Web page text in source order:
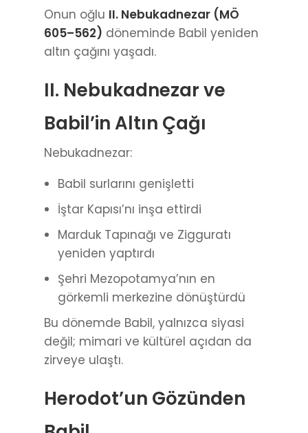
Onun oğlu II. Nebukadnezar (MÖ
605–562) döneminde Babil yeniden
altın çağını yaşadı.
II. Nebukadnezar ve
Babil’in Altın Çağı
Nebukadnezar:
Babil surlarını genişletti
İştar Kapısı’nı inşa ettirdi
Marduk Tapınağı ve Zigguratı
yeniden yaptırdı
Şehri Mezopotamya’nın en
görkemli merkezine dönüştürdü
Bu dönemde Babil, yalnızca siyasi
değil; mimari ve kültürel açıdan da
zirveye ulaştı.
Herodot’un Gözünden